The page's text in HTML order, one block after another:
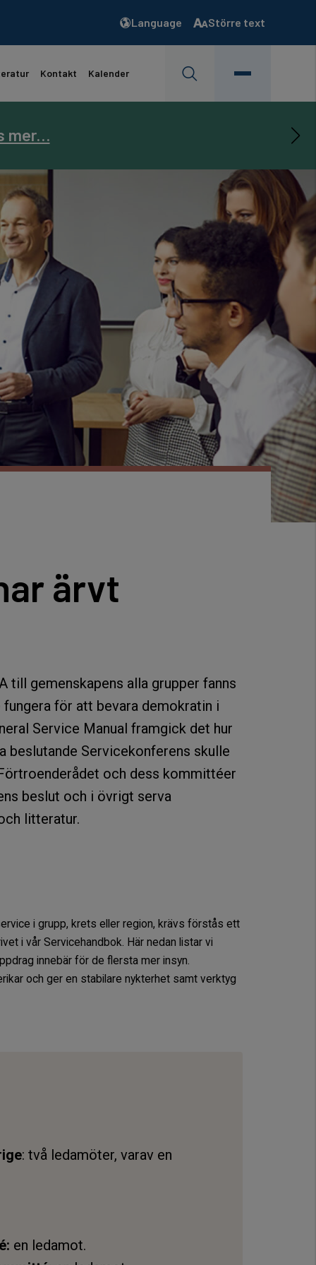
Language Större text
Kontakt Kalender
mer…
ärvt
till gemenskapens alla grupper fanns
för att bevara demokratin i
Service Manual framgick det hur
beslutande Servicekonferens skulle
och dess kommittéer
beslut och i övrigt serva
litteratur.
i grupp, krets eller region, krävs förstås ett
i vår Servicehandbok. Här nedan listar vi
innebär för de flersta mer insyn.
och ger en stabilare nykterhet samt verktyg
: två ledamöter, varav en
en ledamot.